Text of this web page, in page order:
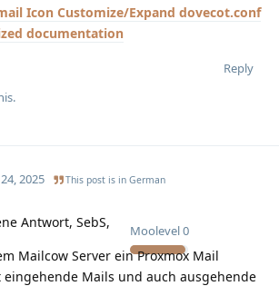
Customize/Expand dovecot.conf
documentation
Reply
Moolevel0
2025 This post is in German
Antwort, SebS,
Mailcow Server ein Proxmox Mail
eingehende Mails und auch ausgehende